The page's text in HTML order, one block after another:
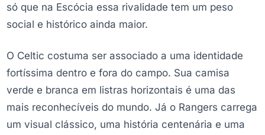
só que na Escócia essa rivalidade tem um peso
social e histórico ainda maior.
O Celtic costuma ser associado a uma identidade
fortíssima dentro e fora do campo. Sua camisa
verde e branca em listras horizontais é uma das
mais reconhecíveis do mundo. Já o Rangers carrega
um visual clássico, uma história centenária e uma